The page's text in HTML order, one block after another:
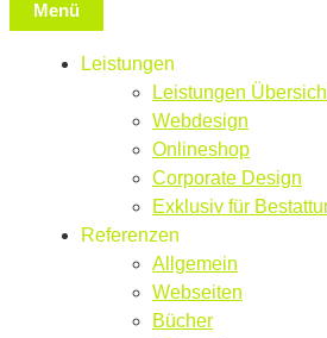
Menü
Leistungen
Leistungen
Webdesign
Onlineshop
Corporate Design
Exklusiv für
Referenzen
Allgemein
Webseiten
Bücher